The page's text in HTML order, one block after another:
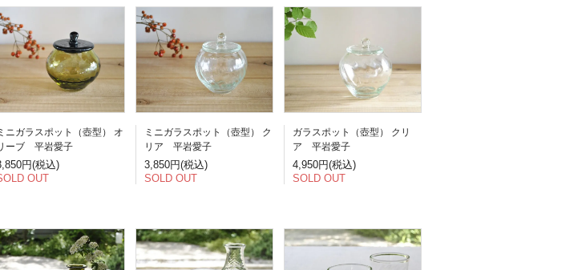
ニガラスポット（壺型） オ
ーブ 平岩愛子
円(税込)
OUT
ミニガラスポット（壺型） ク
リア 平岩愛子
3,850円(税込)
SOLD OUT
ガラスポット（壺型） クリ
ア 平岩愛子
4,950円(税込)
SOLD OUT